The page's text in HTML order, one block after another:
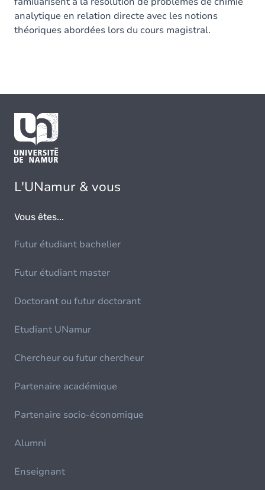
analytique en relation directe avec les notions
théoriques abordées lors du cours magistral.
L'UNamur & vous
Vous êtes...
Futur étudiant bachelier
Futur étudiant master
Doctorant ou futur doctorant
Etudiant UNamur
Chercheur ou futur chercheur
Partenaire académique
Partenaire socio-économique
Alumni
Enseignant